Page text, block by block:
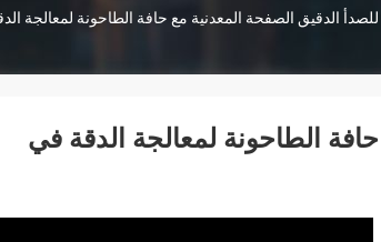
الدقيق الصفحة المعدنية مع حافة الطاحونة لمعالجة
الطاحونة لمعالجة الدقة في